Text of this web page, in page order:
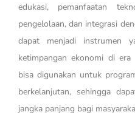
edukasi, pemanfaatan
pengelolaan, dan integrasi
dapat menjadi instrumen
ketimpangan ekonomi di
bisa digunakan untuk
berkelanjutan, sehingga
jangka panjang bagi